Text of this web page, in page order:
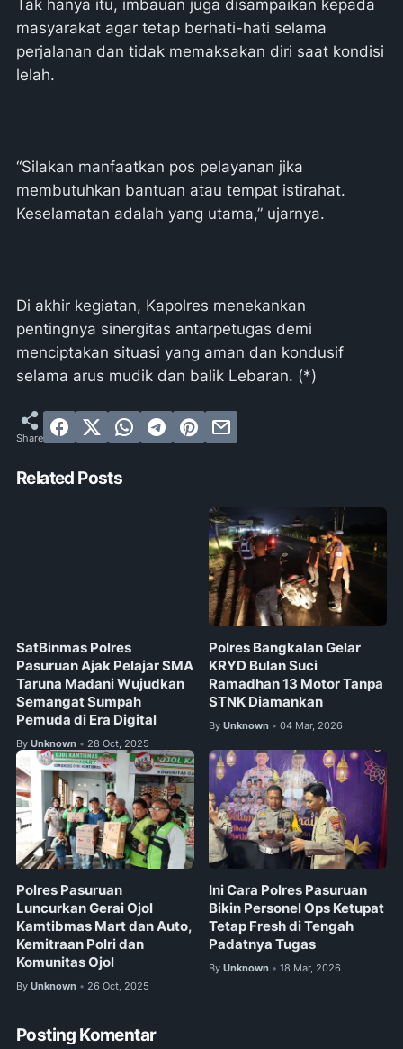
Tak hanya itu, imbauan juga disampaikan kepada
masyarakat agar tetap berhati-hati selama
perjalanan dan tidak memaksakan diri saat kondisi
lelah.
“Silakan manfaatkan pos pelayanan jika
membutuhkan bantuan atau tempat istirahat.
Keselamatan adalah yang utama,” ujarnya.
Di akhir kegiatan, Kapolres menekankan
pentingnya sinergitas antarpetugas demi
menciptakan situasi yang aman dan kondusif
selama arus mudik dan balik Lebaran. (*)
Related Posts
SatBinmas Polres
Pasuruan Ajak Pelajar SMA
Taruna Madani Wujudkan
Semangat Sumpah
Pemuda di Era Digital
By Unknown • 28 Oct, 2025
Polres Bangkalan Gelar
KRYD Bulan Suci
Ramadhan 13 Motor Tanpa
STNK Diamankan
By Unknown • 04 Mar, 2026
Polres Pasuruan
Luncurkan Gerai Ojol
Kamtibmas Mart dan Auto,
Kemitraan Polri dan
Komunitas Ojol
By Unknown • 26 Oct, 2025
Ini Cara Polres Pasuruan
Bikin Personel Ops Ketupat
Tetap Fresh di Tengah
Padatnya Tugas
By Unknown • 18 Mar, 2026
Posting Komentar